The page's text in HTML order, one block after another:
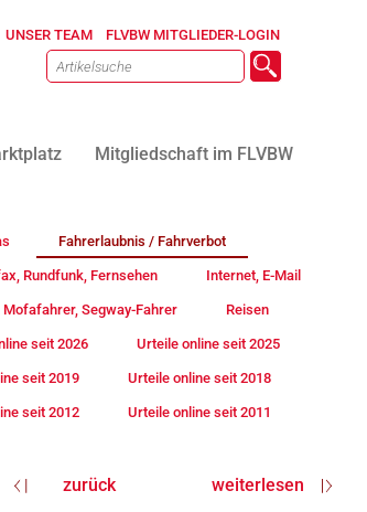
UNSER TEAM FLVBW MITGLIEDER-LOGIN
Mitgliedschaft im FLVBW
Fahrerlaubnis / Fahrverbot
Rundfunk, Fernsehen Internet, E-Mail
Segway-Fahrer Reisen
seit 2026 Urteile online seit 2025
seit 2019 Urteile online seit 2018
seit 2012 Urteile online seit 2011
zurück weiterlesen